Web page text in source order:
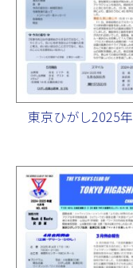
東京ひがし2025